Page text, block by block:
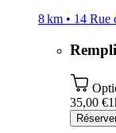
8 km • 14 Rue
35,00 €